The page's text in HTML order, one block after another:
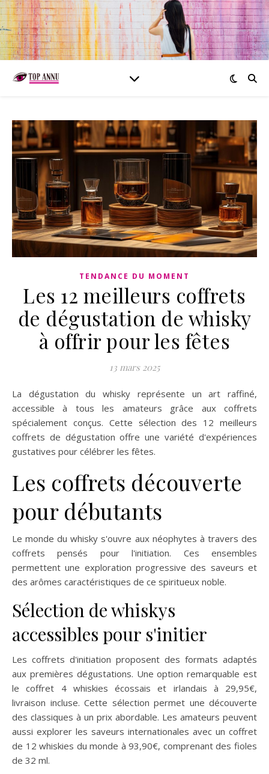
TENDANCE DU MOMENT
Les 12 meilleurs coffrets
de dégustation de whisky
à offrir pour les fêtes
13 mars 2025
La dégustation du whisky représente un art raffiné,
accessible à tous les amateurs grâce aux coffrets
spécialement conçus. Cette sélection des 12 meilleurs
coffrets de dégustation offre une variété d'expériences
gustatives pour célébrer les fêtes.
Les coffrets découverte
pour débutants
Le monde du whisky s'ouvre aux néophytes à travers des
coffrets pensés pour l'initiation. Ces ensembles
permettent une exploration progressive des saveurs et
des arômes caractéristiques de ce spiritueux noble.
Sélection de whiskys
accessibles pour s'initier
Les coffrets d'initiation proposent des formats adaptés
aux premières dégustations. Une option remarquable est
le coffret 4 whiskies écossais et irlandais à 29,95€,
livraison incluse. Cette sélection permet une découverte
des classiques à un prix abordable. Les amateurs peuvent
aussi explorer les saveurs internationales avec un coffret
de 12 whiskies du monde à 93,90€, comprenant des fioles
de 32 ml.